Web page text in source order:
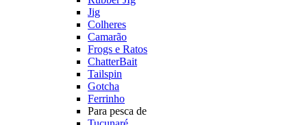
Jig
Colheres
Camarão
Frogs e Ratos
ChatterBait
Tailspin
Gotcha
Ferrinho
Para pesca de